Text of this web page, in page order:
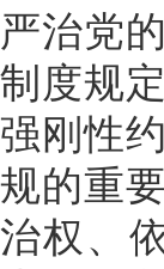
严治党
制度规
强刚性
规的重
治权、